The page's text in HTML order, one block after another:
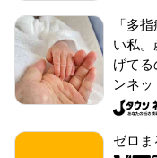
「多
い私
げて
ンネッ
ゼロま